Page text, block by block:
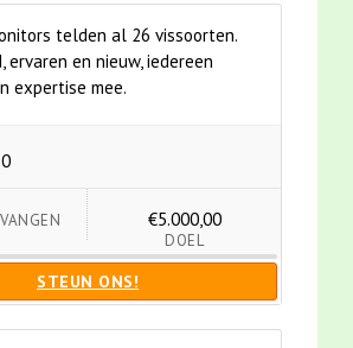
telden al 26 vissoorten.
ervaren en nieuw, iedereen
expertise mee.
0
€5.000,00
DOEL
STEUN ONS!